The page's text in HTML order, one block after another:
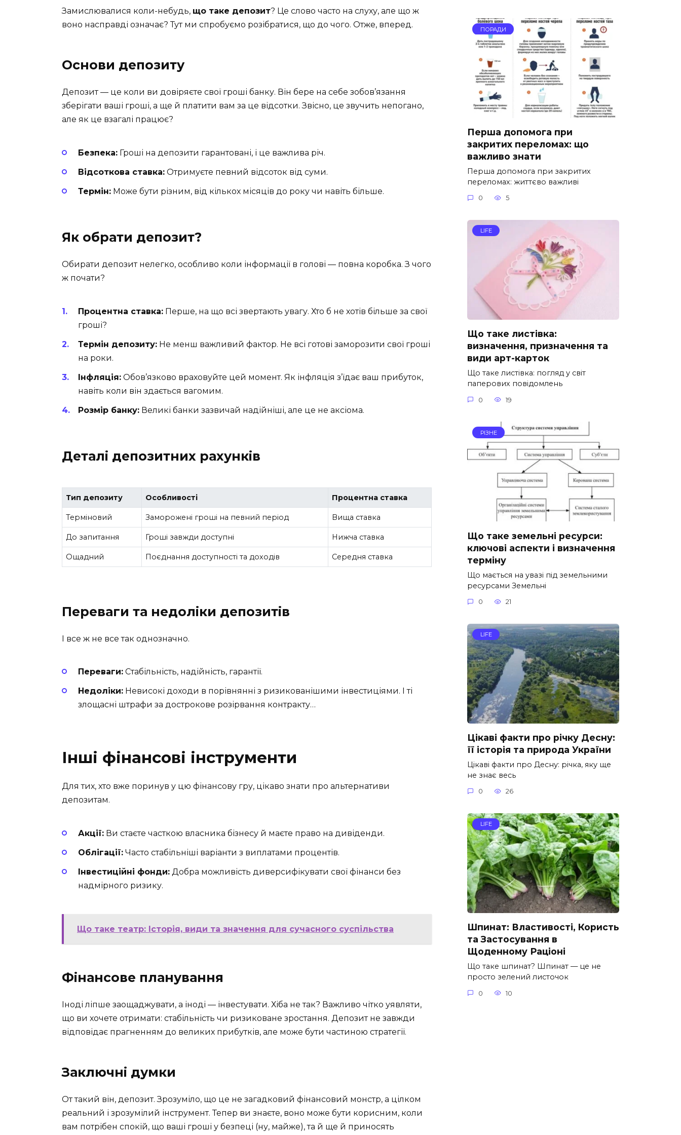
Замислювалися коли-небудь, що таке депозит? Це слово часто на слуху, але що ж
воно насправді означає? Тут ми спробуємо розібратися, що до чого. Отже, вперед.
Основи депозиту
Депозит — це коли ви довіряєте свої гроші банку. Він бере на себе зобов’язання
зберігати ваші гроші, а ще й платити вам за це відсотки. Звісно, це звучить непогано,
але як це взагалі працює?
Безпека: Гроші на депозити гарантовані, і це важлива річ.
Відсоткова ставка: Отримуєте певний відсоток від суми.
Термін: Може бути різним, від кількох місяців до року чи навіть більше.
Як обрати депозит?
Обирати депозит нелегко, особливо коли інформації в голові — повна коробка. З чого
ж почати?
Процентна ставка: Перше, на що всі звертають увагу. Хто б не хотів більше за свої
гроші?
Термін депозиту: Не менш важливий фактор. Не всі готові заморозити свої гроші
на роки.
Інфляція: Обов’язково враховуйте цей момент. Як інфляція з’їдає ваш прибуток,
навіть коли він здається вагомим.
Розмір банку: Великі банки зазвичай надійніші, але це не аксіома.
Деталі депозитних рахунків
Тип депозиту Особливості Процентна ставка
Терміновий Заморожені гроші на певний період Вища ставка
До запитання Гроші завжди доступні Нижча ставка
Ощадний Поєднання доступності та доходів Середня ставка
Переваги та недоліки депозитів
І все ж не все так однозначно.
Переваги: Стабільність, надійність, гарантії.
Недоліки: Невисокі доходи в порівнянні з ризикованішими інвестиціями. І ті
злощасні штрафи за дострокове розірвання контракту…
Інші фінансові інструменти
Для тих, хто вже поринув у цю фінансову гру, цікаво знати про альтернативи
депозитам.
Акції: Ви стаєте часткою власника бізнесу й маєте право на дивіденди.
Облігації: Часто стабільніші варіанти з виплатами процентів.
Інвестиційні фонди: Добра можливість диверсифікувати свої фінанси без
надмірного ризику.
Що таке театр: Історія, види та значення для сучасного суспільства
Фінансове планування
Іноді ліпше заощаджувати, а іноді — інвестувати. Хіба не так? Важливо чітко уявляти,
що ви хочете отримати: стабільність чи ризиковане зростання. Депозит не завжди
відповідає прагненням до великих прибутків, але може бути частиною стратегії.
Заключні думки
От такий він, депозит. Зрозуміло, що це не загадковий фінансовий монстр, а цілком
реальний і зрозумілий інструмент. Тепер ви знаєте, воно може бути корисним, коли
вам потрібен спокій, що ваші гроші у безпеці (ну, майже), та й ще й приносять
ПОРАДИ
Перша допомога при
закритих переломах: що
важливо знати
Перша допомога при закритих
переломах: життєво важливі
0 5
LIFE
Що таке листівка:
визначення, призначення та
види арт-карток
Що таке листівка: погляд у світ
паперових повідомлень
0 19
РІЗНЕ
Що таке земельні ресурси:
ключові аспекти і визначення
терміну
Що мається на увазі під земельними
ресурсами Земельні
0 21
LIFE
Цікаві факти про річку Десну:
її історія та природа України
Цікаві факти про Десну: річка, яку ще
не знає весь
0 26
LIFE
Шпинат: Властивості, Користь
та Застосування в
Щоденному Раціоні
Що таке шпинат? Шпинат — це не
просто зелений листочок
0 10